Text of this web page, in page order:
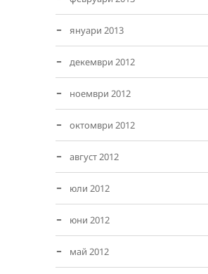
януари 2013
декември 2012
ноември 2012
октомври 2012
август 2012
юли 2012
юни 2012
май 2012